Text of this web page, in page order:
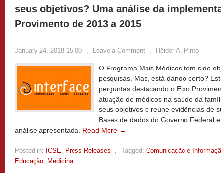
seus objetivos? Uma análise da
Provimento de 2013 a 2015
January 24, 2018 15:00 , Leave a Comment , Hêider A. Pinto
O Programa Mais Médicos tem sido
pesquisas. Mas, está dando certo?
perguntas destacando o Eixo
atuação de médicos na saúde da
seus objetivos e reúne evidências de
Bases de dados do Governo Federal
análise apresentada. Read More →
Posted in: ICSE, Press Releases , Tagged: Comunicação e
Educação, Medicina